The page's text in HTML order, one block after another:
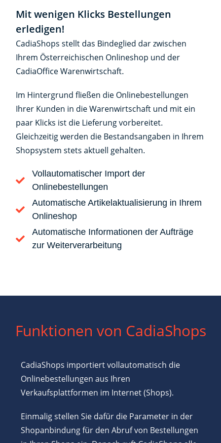
Mit wenigen Klicks Bestellungen
erledigen!
CadiaShops stellt das Bindeglied dar zwischen
Ihrem Österreichischen Onlineshop und der
CadiaOffice Warenwirtschaft.
Im Hintergrund fließen die Onlinebestellungen
Ihrer Kunden in die Warenwirtschaft und mit ein
paar Klicks ist die Lieferung vorbereitet.
Gleichzeitig werden die Bestandsangaben in Ihrem
Shopsystem stets aktuell gehalten.
Vollautomatischer Import der
Onlinebestellungen
Automatische Artikelaktualisierung in Ihrem
Onlineshop
Automatische Informationen der Aufträge
zur Weiterverarbeitung
Funktionen von CadiaShops
CadiaShops importiert vollautomatisch die
Onlinebestellungen aus Ihren
Verkaufsplattformen im Internet (Shops).
Einmalig stellen Sie dafür die Parameter in der
Shopanbindung für den Abruf von Bestellungen